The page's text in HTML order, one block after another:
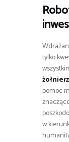
tylko
pomoc
w